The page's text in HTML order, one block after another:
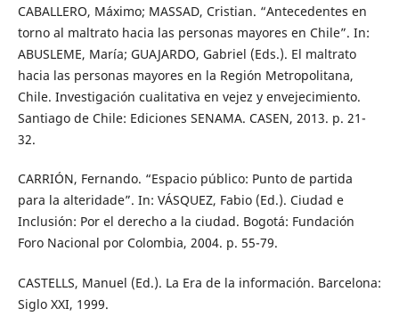
CABALLERO, Máximo; MASSAD, Cristian. “Antecedentes en
torno al maltrato hacia las personas mayores en Chile”. In:
ABUSLEME, María; GUAJARDO, Gabriel (Eds.). El maltrato
hacia las personas mayores en la Región Metropolitana,
Chile. Investigación cualitativa en vejez y envejecimiento.
Santiago de Chile: Ediciones SENAMA. CASEN, 2013. p. 21-
32.
CARRIÓN, Fernando. “Espacio público: Punto de partida
para la alteridade”. In: VÁSQUEZ, Fabio (Ed.). Ciudad e
Inclusión: Por el derecho a la ciudad. Bogotá: Fundación
Foro Nacional por Colombia, 2004. p. 55-79.
CASTELLS, Manuel (Ed.). La Era de la información. Barcelona:
Siglo XXI, 1999.